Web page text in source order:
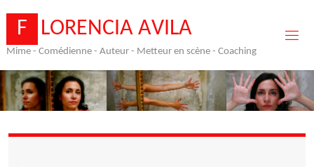
content
F LORENCIA AVILA
Mime - Comédienne - Auteur - Metteur en scène - Coaching